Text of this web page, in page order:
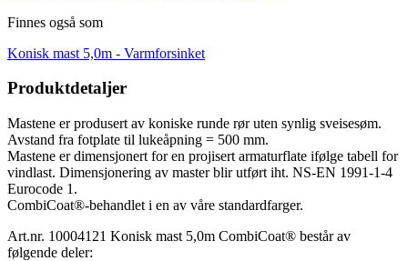
Finnes også som
Konisk mast 5,0m - Varmforsinket
Produktdetaljer
Mastene er produsert av koniske runde rør uten synlig sveisesøm.
Avstand fra fotplate til lukeåpning = 500 mm.
Mastene er dimensjonert for en projisert armaturflate ifølge tabell for
vindlast. Dimensjonering av master blir utført iht. NS-EN 1991-1-4
Eurocode 1.
CombiCoat®-behandlet i en av våre standardfarger.
Art.nr. 10004121 Konisk mast 5,0m CombiCoat® består av
følgende deler: